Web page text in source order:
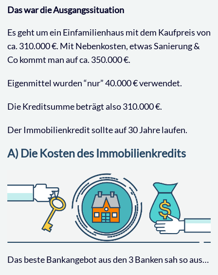
Das war die Ausgangssituation
Es geht um ein Einfamilienhaus mit dem Kaufpreis von
ca. 310.000 €. Mit Nebenkosten, etwas Sanierung &
Co kommt man auf ca. 350.000 €.
Eigenmittel wurden “nur” 40.000 € verwendet.
Die Kreditsumme beträgt also 310.000 €.
Der Immobilienkredit sollte auf 30 Jahre laufen.
A) Die Kosten des Immobilienkredits
Das beste Bankangebot aus den 3 Banken sah so aus…